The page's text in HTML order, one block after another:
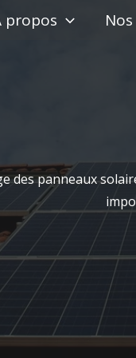
propos
des panneaux